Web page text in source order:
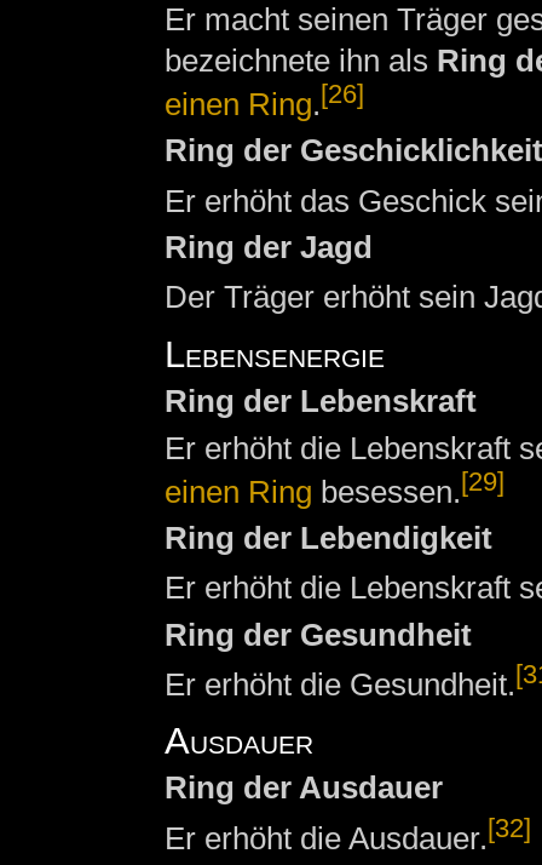
Er macht seinen Träger
bezeichnete ihn als Ring
einen Ring. [26]
Ring der Geschicklichkeit
Er erhöht das Geschick
Ring der Jagd
Der Träger erhöht sein
Lebensenergie
Ring der Lebenskraft
Er erhöht die Lebenskraft
einen Ring besessen.[29]
Ring der Lebendigkeit
Er erhöht die Lebenskraft
Ring der Gesundheit
Er erhöht die Gesundheit.
Ausdauer
Ring der Ausdauer
Er erhöht die Ausdauer.[32]